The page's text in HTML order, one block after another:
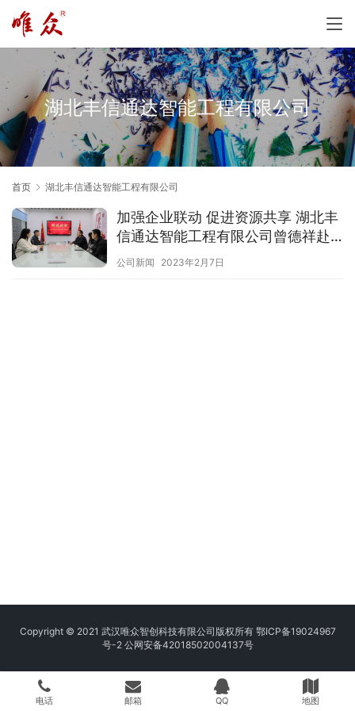
湖北丰信通达智能工程有限公司
首页 湖北丰信通达智能工程有限公司
加强企业联动 促进资源共享 湖北丰
信通达智能工程有限公司曾德祥赴
我司考察
公司新闻 2023年2月7日
Copyright © 2021 武汉唯众智创科技有限公司版权所有 鄂ICP备19024967
号-2 公网安备42018502004137号
电话 邮箱 QQ 地图